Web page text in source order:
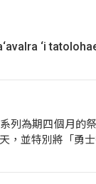
‘i
列為期四個月的
，並特別將「勇